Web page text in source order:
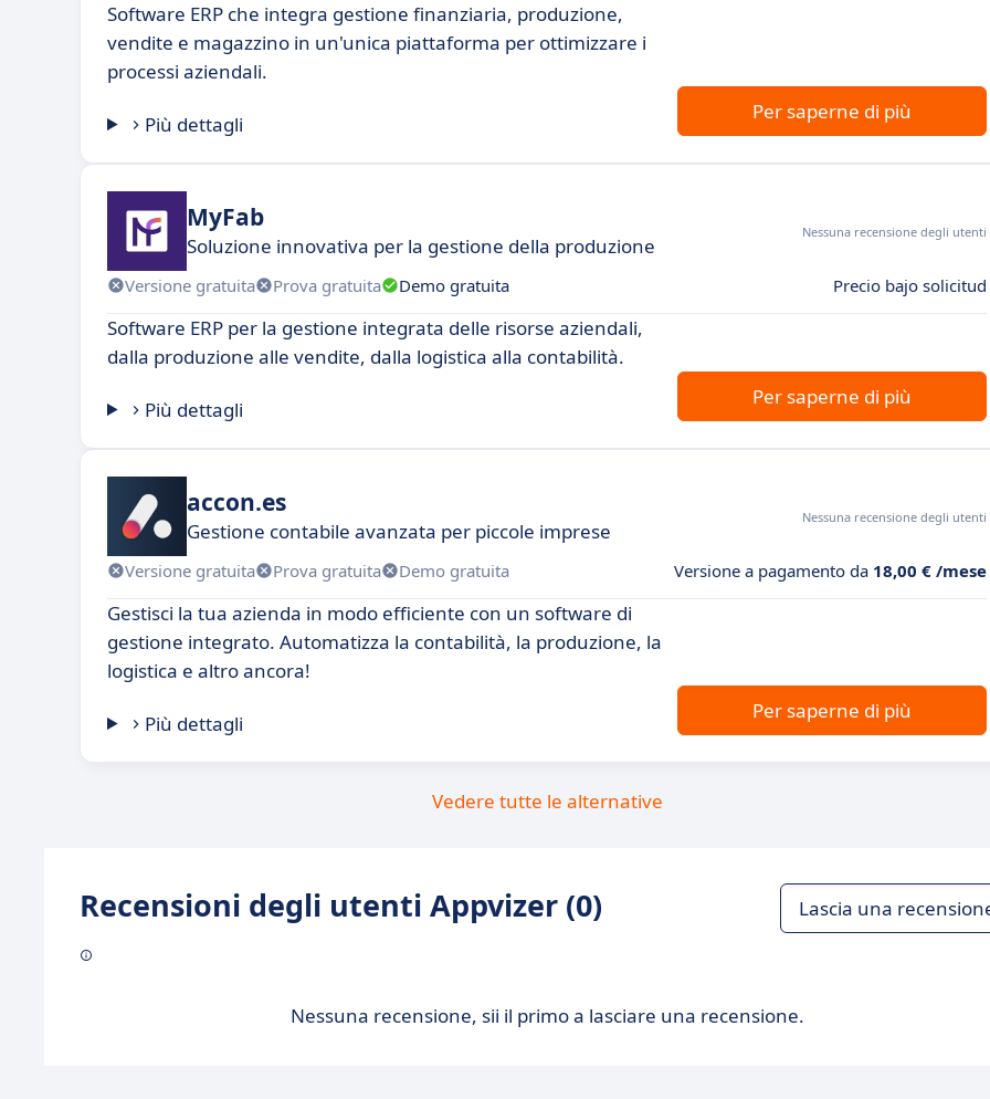
Software ERP che integra gestione finanziaria, produzione,
vendite e magazzino in un'unica piattaforma per ottimizzare i
processi aziendali.
Più dettagli
Per saperne di più
MyFab
Soluzione innovativa per la gestione della produzione
Nessuna recensione degli utenti
Versione gratuita Prova gratuita Demo gratuita Precio bajo solicitud
Software ERP per la gestione integrata delle risorse aziendali,
dalla produzione alle vendite, dalla logistica alla contabilità.
Più dettagli
Per saperne di più
accon.es
Gestione contabile avanzata per piccole imprese
Nessuna recensione degli utenti
Versione gratuita Prova gratuita Demo gratuita Versione a pagamento da 18,00 € /mese
Gestisci la tua azienda in modo efficiente con un software di
gestione integrato. Automatizza la contabilità, la produzione, la
logistica e altro ancora!
Più dettagli
Per saperne di più
Vedere tutte le alternative
Recensioni degli utenti Appvizer (0) Lascia una
Nessuna recensione, sii il primo a lasciare una recensione.